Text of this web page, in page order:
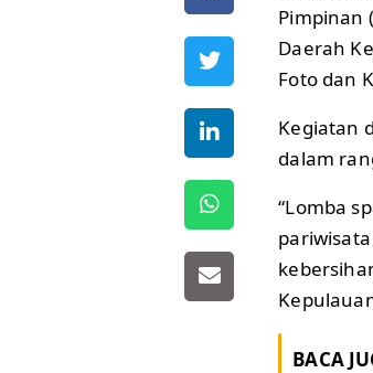
Pimpinan
Daerah
Foto dan
Kegiatan
dalam
“Lomba
BACA